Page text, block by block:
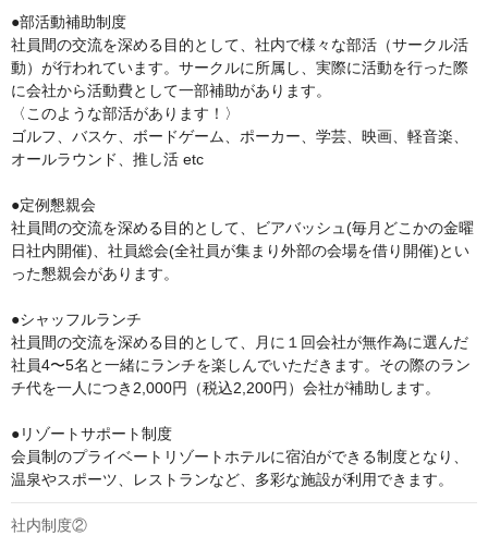
●部活動補助制度
社員間の交流を深める目的として、社内で様々な部活（サークル活
動）が行われています。サークルに所属し、実際に活動を行った際
に会社から活動費として一部補助があります。
〈このような部活があります！〉
ゴルフ、バスケ、ボードゲーム、ポーカー、学芸、映画、軽音楽、
オールラウンド、推し活 etc
●定例懇親会
社員間の交流を深める目的として、ビアバッシュ(毎月どこかの金曜
日社内開催)、社員総会(全社員が集まり外部の会場を借り開催)とい
った懇親会があります。
●シャッフルランチ
社員間の交流を深める目的として、月に１回会社が無作為に選んだ
社員4〜5名と一緒にランチを楽しんでいただきます。その際のラン
チ代を一人につき2,000円（税込2,200円）会社が補助します。
●リゾートサポート制度
会員制のプライベートリゾートホテルに宿泊ができる制度となり、
温泉やスポーツ、レストランなど、多彩な施設が利用できます。
社内制度②